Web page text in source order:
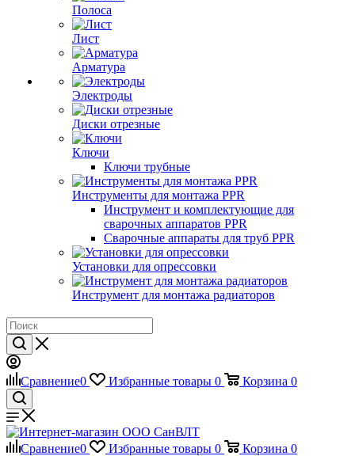
Полоса
Лист
Арматура
Электроды
Диски отрезные
Ключи
Ключи трубные
Инструменты для монтажа PPR
Инструмент и комплектующие для
сварочных аппаратов PPR
Сварочные аппараты для труб PPR
Установки для опрессовки
Инструмент для монтажа радиаторов
Сравнение0 Избранные товары 0 Корзина 0
Сравнение0 Избранные товары 0 Корзина 0